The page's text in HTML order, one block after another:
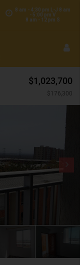
8 am - 4:30 pm L-J 8 am
- 5:00 pm V
8 am - 12 pm S
$1,023,700
$176,300